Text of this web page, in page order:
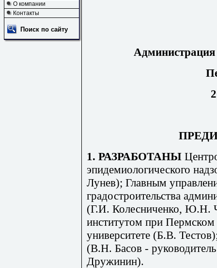
О компании
Контакты
Поиск по сайту
1. РАЗРАБОТАНЫ
эпидемиологического
Лунев); Главным
градостроительства
(Г.И. Колесниченко, Ю.Н.
институтом при Пермском
университете (Б.В.
(В.Н. Басов -
Дружинин).